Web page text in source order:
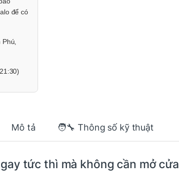
để có
Mô tả 🧑‍🔧 Thông số kỹ thuật
tức thì mà không cần mở cửa